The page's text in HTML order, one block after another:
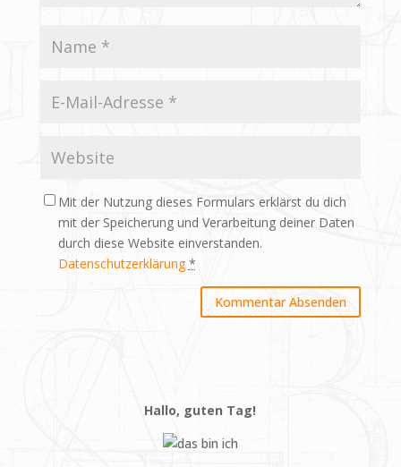
Mit der Nutzung dieses Formulars erklärst du dich
mit der Speicherung und Verarbeitung deiner Daten
durch diese Website einverstanden.
Datenschutzerklärung *
Hallo, guten Tag!